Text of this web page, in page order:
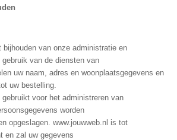
bijhouden van onze administratie en
gebruik van de diensten van
uw naam, adres en woonplaatsgegevens en
uw bestelling.
gebruikt voor het administreren van
worden
opgeslagen. www.jouwweb.nl is tot
en zal uw gegevens